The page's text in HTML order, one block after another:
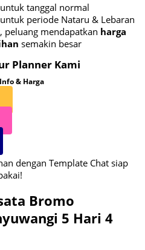
untuk tanggal normal
untuk periode Nataru & Lebaran
peluang mendapatkan harga
semakin besar
Planner Kami
& Harga
dengan Template Chat siap
Bromo
5 Hari 4